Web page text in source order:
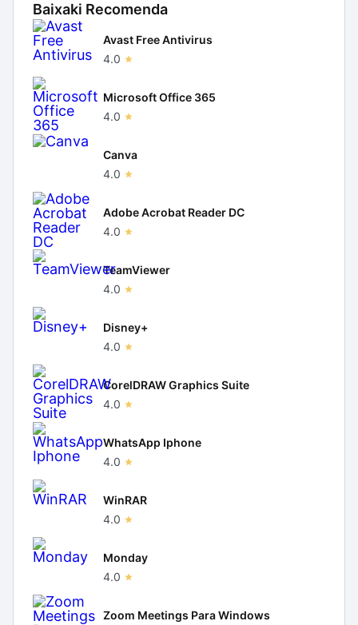
Baixaki Recomenda
Avast Free Antivirus
4.0
Microsoft Office 365
4.0
Canva
4.0
Adobe Acrobat Reader DC
4.0
TeamViewer
4.0
Disney+
4.0
CorelDRAW Graphics Suite
4.0
WhatsApp Iphone
4.0
WinRAR
4.0
Monday
4.0
Zoom Meetings Para Windows